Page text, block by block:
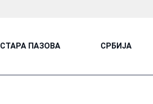
СТАРА ПАЗОВА СРБИЈА